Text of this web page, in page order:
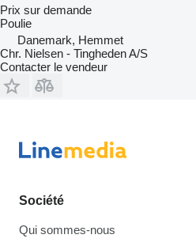
Prix sur demande
Poulie
Danemark, Hemmet
Chr. Nielsen - Tingheden A/S
Contacter le vendeur
Société
Qui sommes-nous